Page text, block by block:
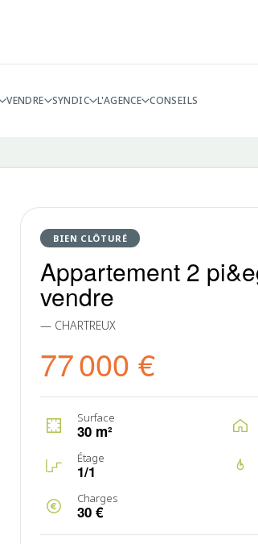
VENDRE SYNDIC L'AGENCE CONSEILS
BIEN CLÔTURÉ
Appartement 2
vendre
— CHARTREUX
77 000 €
Surface
30 m²
Étage
1/1
Charges
30 €